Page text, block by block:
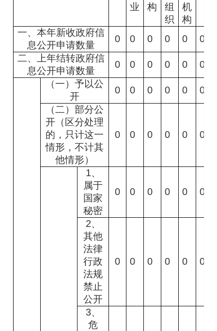
业
构
组
织
机
构
一、本年新收政府信
息公开申请数量
0 0 0 0 0
0
二、上年结转政府信
息公开申请数量
0 0 0 0 0 0
（一）予以公
开
0 0 0 0 0
0
（二）部分公
开（区分处理
的，只计这一
情形，不计其
他情形）
0 0 0 0 0 0
1、
属于
国家
秘密
0 0 0 0 0 0
2、
其他
法律
行政
法规
禁止
公开
0 0 0 0 0 0
3、
危